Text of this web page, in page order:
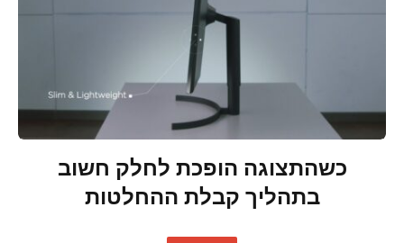
כשהתצוגה הופכת לחלק חשוב
בתהליך קבלת ההחלטות